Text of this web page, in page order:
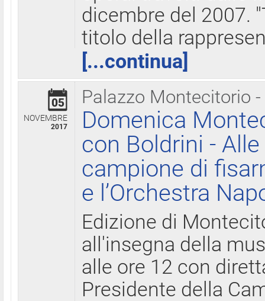
dicembre del 2007.
titolo della
[...continua]
Palazzo Montecitorio
05
NOVEMBRE
2017
Domenica
con Boldrini -
campione di
e l’Orchestra
Edizione di
all'insegna della
alle ore 12 con
Presidente della